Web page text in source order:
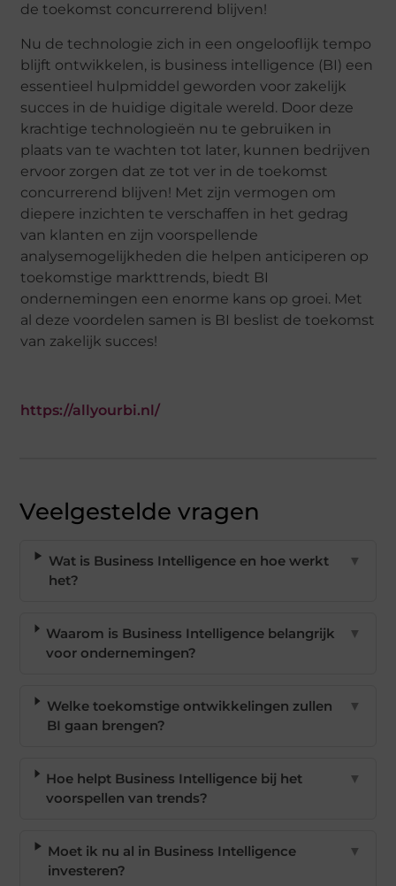
de toekomst concurrerend blijven!
Nu de technologie zich in een ongelooflijk tempo
blijft ontwikkelen, is business intelligence (BI) een
essentieel hulpmiddel geworden voor zakelijk
succes in de huidige digitale wereld. Door deze
krachtige technologieën nu te gebruiken in
plaats van te wachten tot later, kunnen bedrijven
ervoor zorgen dat ze tot ver in de toekomst
concurrerend blijven! Met zijn vermogen om
diepere inzichten te verschaffen in het gedrag
van klanten en zijn voorspellende
analysemogelijkheden die helpen anticiperen op
toekomstige markttrends, biedt BI
ondernemingen een enorme kans op groei. Met
al deze voordelen samen is BI beslist de toekomst
van zakelijk succes!
https://allyourbi.nl/
Veelgestelde vragen
Wat is Business Intelligence en hoe werkt
het?
▼
Waarom is Business Intelligence belangrijk
voor ondernemingen?
▼
Welke toekomstige ontwikkelingen zullen
BI gaan brengen?
▼
Hoe helpt Business Intelligence bij het
voorspellen van trends?
▼
Moet ik nu al in Business Intelligence
investeren?
▼